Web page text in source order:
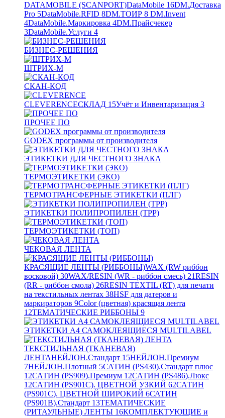
DATAMOBILE (SCANPORT)DataMobile 16DM.Доставка
Pro 5DataMobile.RFID 8DM.ТОИР 8 DM.Invent
4DataMobile.Маркировка 4DM.Прайсчекер
3DataMobile.Услуги 4
БИЗНЕС-РЕШЕНИЯ
ШТРИХ-М
СКАН-КОД
CLEVERENCEСКЛАД 15Учёт и Инвентаризация 3
ПРОЧЕЕ ПО
GODEX программы от производителя
ЭТИКЕТКИ ДЛЯ ЧЕСТНОГО ЗНАКА
ТЕРМОЭТИКЕТКИ (ЭКО)
ТЕРМОТРАНСФЕРНЫЕ ЭТИКЕТКИ (ПЛГ)
ЭТИКЕТКИ ПОЛИПРОПИЛЕН (TPP)
ТЕРМОЭТИКЕТКИ (ТОП)
ЧЕКОВАЯ ЛЕНТА
КРАСЯЩИЕ ЛЕНТЫ (РИББОНЫ)WAX (RW риббон
восковой) 30WAX/RESIN (WR - риббон смесь) 21RESIN
(RR - риббон смола) 26RESIN TEXTIL (RT) для печати
на текстильных лентах 38HSF для датеров и
маркираторов 9Color (цветная) красящая лента
12ТЕМАТИЧЕСКИЕ РИББОНЫ 9
ЭТИКЕТКИ А4 САМОКЛЕЯЩИЕСЯ MULTILABEL
ТЕКСТИЛЬНАЯ (ТКАНЕВАЯ)
ЛЕНТАНЕЙЛОН.Стандарт 15НЕЙЛОН.Премиум
7НЕЙЛОН.Плотный 5САТИН (PS430).Стандарт плюс
12САТИН (PS909).Премиум 12САТИН (PS486).Люкс
12САТИН (PS901C). ЦВЕТНОЙ УЗКИЙ 62САТИН
(PS901C). ЦВЕТНОЙ ШИРОКИЙ 6САТИН
(PS901B).Стандарт 13ТЕМАТИЧЕСКИЕ
(РИТАУЛЬНЫЕ) ЛЕНТЫ 16КОМПЛЕКТУЮЩИЕ и